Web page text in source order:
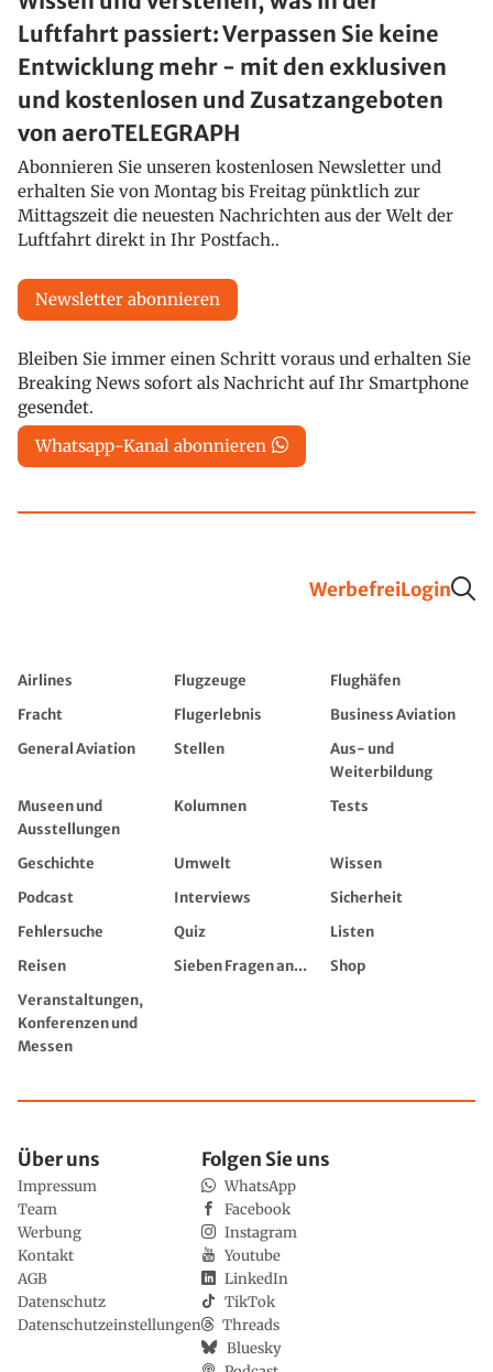
Luftfahrt passiert: Verpassen Sie keine
Entwicklung mehr - mit den exklusiven
und kostenlosen und Zusatzangeboten
von aeroTELEGRAPH
Abonnieren Sie unseren kostenlosen Newsletter und
erhalten Sie von Montag bis Freitag pünktlich zur
Mittagszeit die neuesten Nachrichten aus der Welt der
Luftfahrt direkt in Ihr Postfach..
Newsletter abonnieren
Bleiben Sie immer einen Schritt voraus und erhalten Sie
Breaking News sofort als Nachricht auf Ihr Smartphone
gesendet.
Whatsapp-Kanal abonnieren
WerbefreiLogin
Airlines Flugzeuge
Flughäfen
Fracht
Flugerlebnis
Business Aviation
General Aviation
Stellen
Aus- und
Weiterbildung
Museen und
Ausstellungen
Kolumnen Tests
Geschichte Umwelt
Wissen
Podcast
Interviews
Sicherheit
Fehlersuche
Quiz
Listen
Reisen
Sieben Fragen an...
Shop
Veranstaltungen,
Konferenzen und
Messen
Über uns
Impressum
Team
Werbung
Kontakt
AGB
Datenschutz
Datenschutzeinstellungen
Folgen Sie uns
WhatsApp
Facebook
Instagram
Youtube
LinkedIn
TikTok
Threads
Bluesky